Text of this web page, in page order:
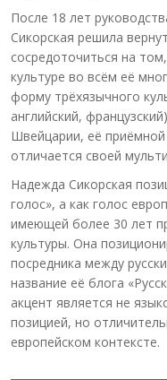
После 18 лет
Сикорская решила
сосредоточиться на
культуре во всём её
форму трёхязычного
английский,
Швейцарии, её приёмной
отличается своей
Надежда Сикорская
голос», а как голос
имеющей более 30 лет
культуры. Она
посредника между
название её блога
акцент является не
позицией, но
европейском контексте.